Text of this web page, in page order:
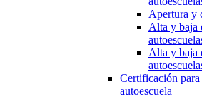
Apertura y
Alta y baja
Alta y baja
Certificación para
autoescuela